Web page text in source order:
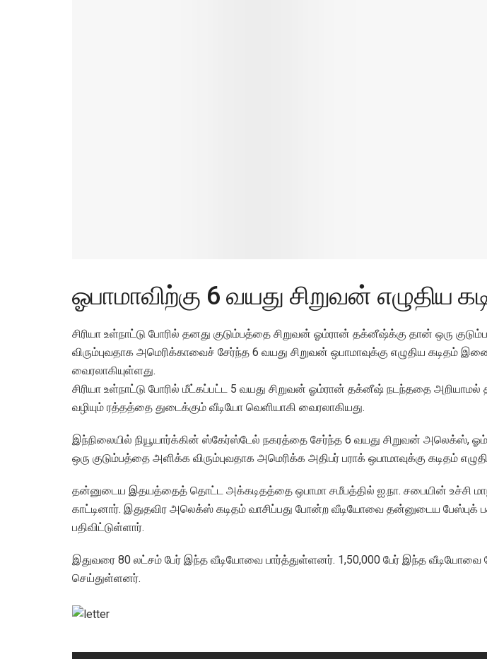
ஓபாமாவிற்கு 6 வயது சிறுவன் எழுதிய
சிரியா உள்நாட்டு போரில் தனது குடும்பத்தை சிறுவன் ஓம்ரான் தக்னீஷ்க்கு தான் ஒரு
விரும்புவதாக அமெரிக்காவைச் சேர்ந்த 6 வயது சிறுவன் ஒபாமாவுக்கு எழுதிய கடிதம்
வைரலாகியுள்ளது.
சிரியா உள்நாட்டு போரில் மீட்கப்பட்ட 5 வயது சிறுவன் ஓம்ரான் தக்னீஷ் நடந்ததை அறியாமல்
வழியும் ரத்தத்தை துடைக்கும் வீடியோ வெளியாகி வைரலாகியது.
இந்நிலையில் நியூயார்க்கின் ஸ்கேர்ஸ்டேல் நகரத்தை சேர்ந்த 6 வயது சிறுவன் அலெக்ஸ்,
ஒரு குடும்பத்தை அளிக்க விரும்புவதாக அமெரிக்க அதிபர் பராக் ஒபாமாவுக்கு கடிதம்
தன்னுடைய இதயத்தைத் தொட்ட அக்கடிதத்தை ஒபாமா சமீபத்தில் ஐ.நா. சபையின் உச்சி
காட்டினார். இதுதவிர அலெக்ஸ் கடிதம் வாசிப்பது போன்ற வீடியோவை தன்னுடைய பேஸ்புக்
பதிவிட்டுள்ளார்.
இதுவரை 80 லட்சம் பேர் இந்த வீடியோவை பார்த்துள்ளனர். 1,50,000 பேர் இந்த வீடியோவை
செய்துள்ளனர்.